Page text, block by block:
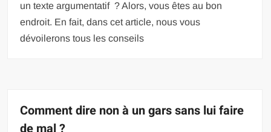
un texte argumentatif ? Alors, vous êtes au bon
endroit. En fait, dans cet article, nous vous
dévoilerons tous les conseils
Comment dire non à un gars sans lui faire